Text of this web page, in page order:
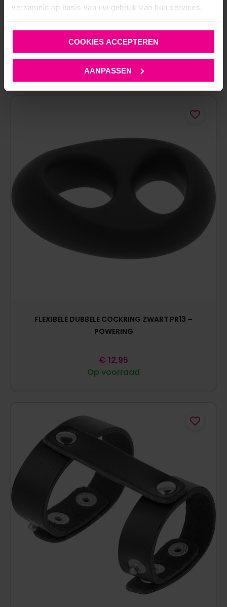
verzameld op basis van uw gebruik van hun services.
COOKIES ACCEPTEREN
AANPASSEN
ANDERE MENSEN BEKEKEN OOK:
FLEXIBELE DUBBELE COCKRING ZWART PR13 –
POWERING
Op voorraad
€ 12,95